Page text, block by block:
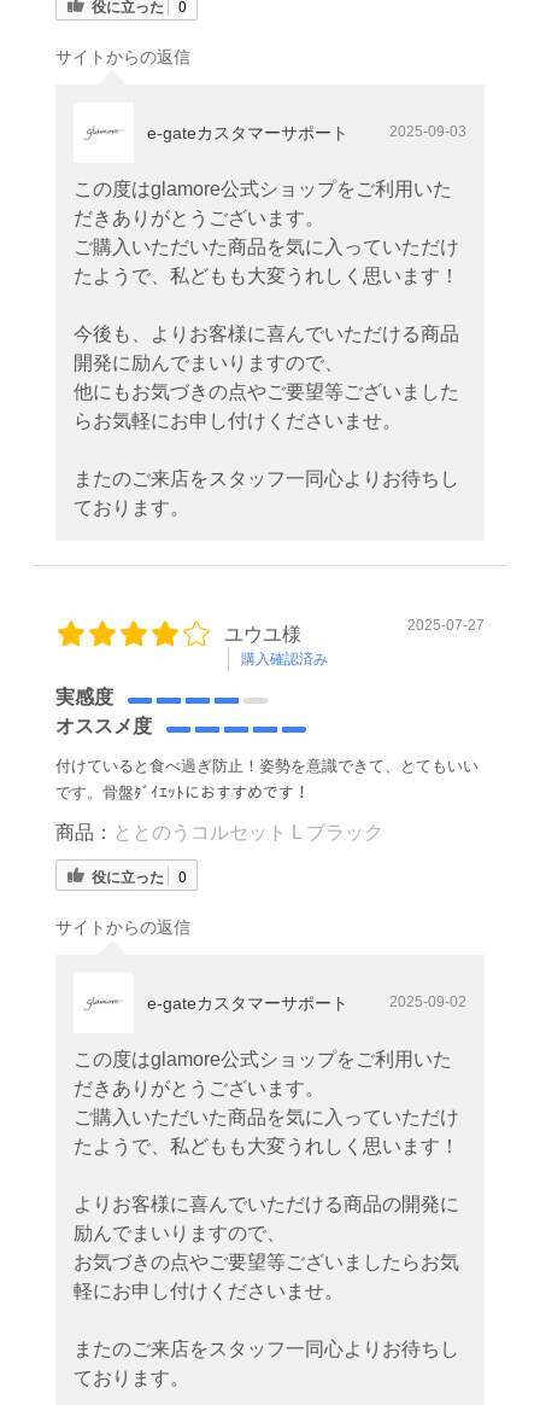
役に立った 0
サイトからの返信
e-gateカスタマーサポート 2025-09-03
この度はglamore公式ショップをご利用いた
だきありがとうございます。
ご購入いただいた商品を気に入っていただけ
たようで、私どもも大変うれしく思います！
今後も、よりお客様に喜んでいただける商品
開発に励んでまいりますので、
他にもお気づきの点やご要望等ございました
らお気軽にお申し付けくださいませ。
またのご来店をスタッフ一同心よりお待ちし
ております。
ユウユ様
購入確認済み
2025-07-27
実感度
オススメ度
付けていると食べ過ぎ防止！姿勢を意識できて、とてもいい
です。骨盤ﾀﾞｲｴｯﾄにおすすめです！
商品： ととのうコルセット L ブラック
役に立った 0
サイトからの返信
e-gateカスタマーサポート 2025-09-02
この度はglamore公式ショップをご利用いた
だきありがとうございます。
ご購入いただいた商品を気に入っていただけ
たようで、私どもも大変うれしく思います！
よりお客様に喜んでいただける商品の開発に
励んでまいりますので、
お気づきの点やご要望等ございましたらお気
軽にお申し付けくださいませ。
またのご来店をスタッフ一同心よりお待ちし
ております。